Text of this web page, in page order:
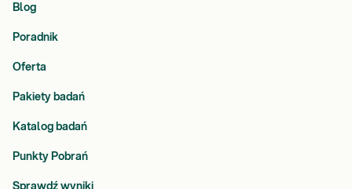
Blog
Poradnik
Oferta
Pakiety badań
Katalog badań
Punkty Pobrań